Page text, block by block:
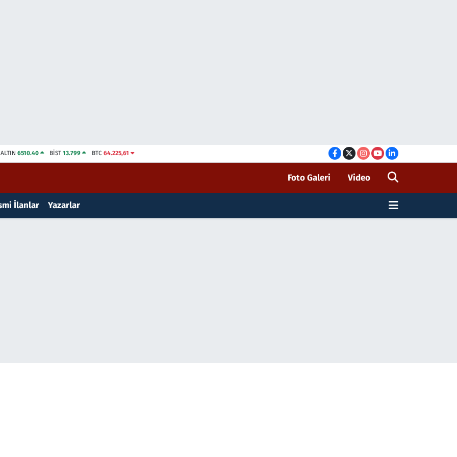
ALTIN 6510.40 BİST13.799 BTC 64.225,61
Foto Galeri Video
İlanlar Yazarlar